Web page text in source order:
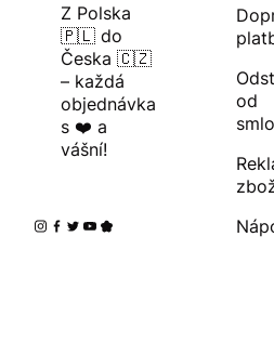
Z Polska
🇵🇱 do
Česka 🇨🇿
– každá
objednávka
s ❤️ a
vášní!
od